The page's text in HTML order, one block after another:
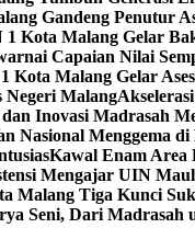
Gandeng Penutur
Kota Malang Gelar
Capaian Nilai
Kota Malang Gelar
Negeri Malang
Inovasi Madrasah
Nasional Menggema
Kawal Enam Area
Mengajar UIN
Malang Tiga Kunci
Seni, Dari